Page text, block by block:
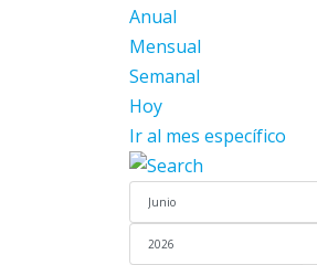
Anual
Mensual
Semanal
Hoy
Ir al mes específico